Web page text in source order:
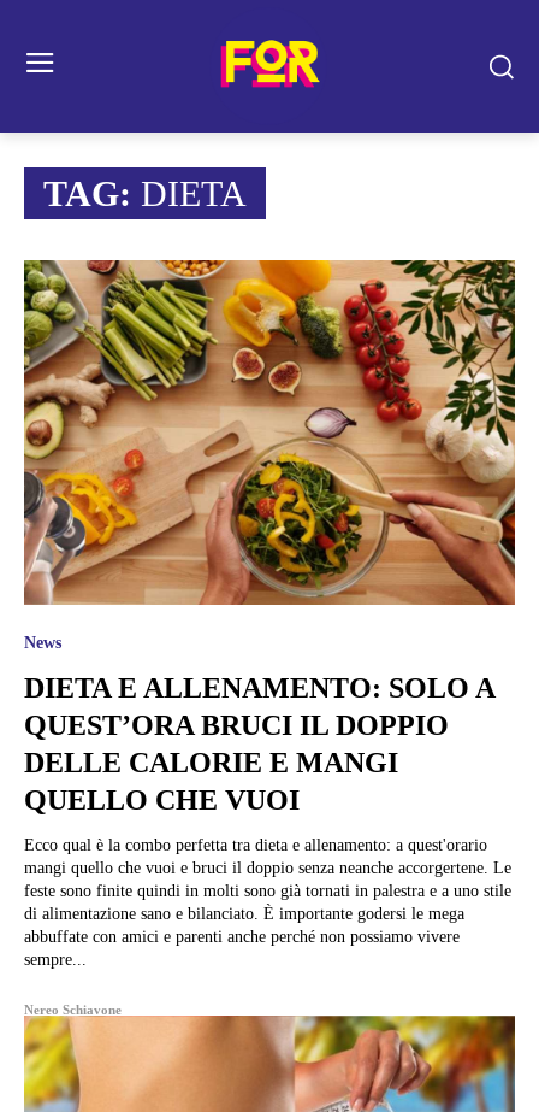
TAG: DIETA
News
DIETA E ALLENAMENTO: SOLO A
QUEST’ORA BRUCI IL DOPPIO
DELLE CALORIE E MANGI
QUELLO CHE VUOI
Ecco qual è la combo perfetta tra dieta e allenamento: a quest'orario
mangi quello che vuoi e bruci il doppio senza neanche accorgertene. Le
feste sono finite quindi in molti sono già tornati in palestra e a uno stile
di alimentazione sano e bilanciato. È importante godersi le mega
abbuffate con amici e parenti anche perché non possiamo vivere
sempre...
Nereo Schiavone